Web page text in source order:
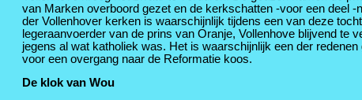
van Marken overboord gezet en de kerkschatten -voor een deel
der Vollenhover kerken is waarschijnlijk tijdens een van deze
legeraanvoerder van de prins van Oranje, Vollenhove blijvend te
jegens al wat katholiek was. Het is waarschijnlijk een der
voor een overgang naar de Reformatie koos.
De klok van Wou